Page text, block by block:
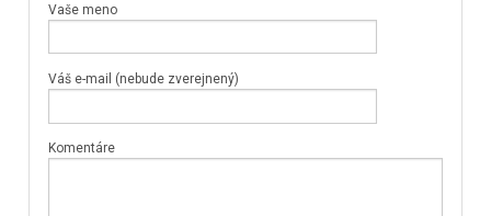
Vaše meno
Váš e-mail (nebude zverejnený)
Komentáre